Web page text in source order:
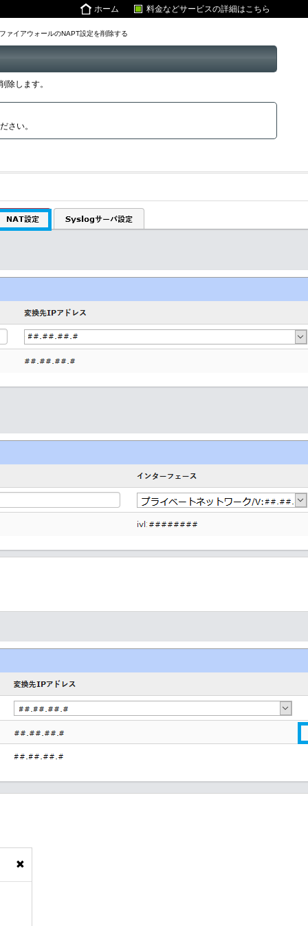
料金などサービスの詳細はこちら
ホーム
ァイアウォールのNAPT設定を削除する
除します。
さい。